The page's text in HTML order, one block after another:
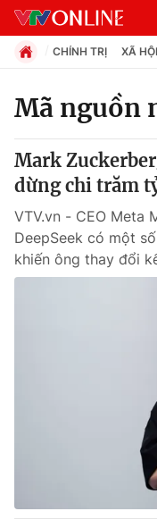
Chuyên mục
Chính trị
Xã hội
Pháp luật
Câu chuyện quốc tế
Thị trường
Dữ liệu và đời
CHÍNH TRỊ XÃ HỘI
Mã nguồn
Mark
dừng chi trăm
VTV.vn - CEO Meta
DeepSeek có một
khiến ông thay đổi